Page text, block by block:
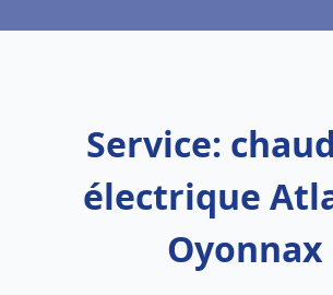
Service:
électrique
Oyonnax